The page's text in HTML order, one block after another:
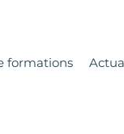
formations